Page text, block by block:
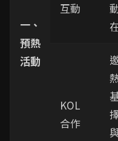
一、
預熱
活動
互動
KOL
合作